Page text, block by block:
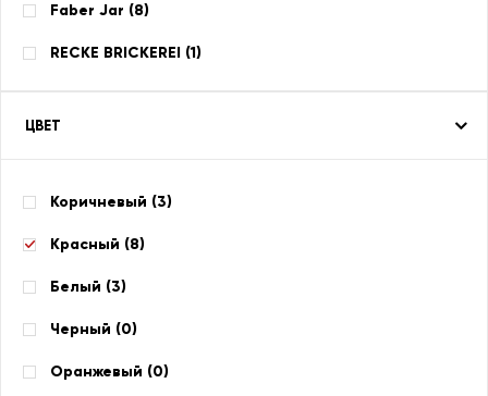
Faber Jar (8)
RECKE BRICKEREI (1)
ЦВЕТ
Коричневый (3)
Красный (8)
Белый (3)
Черный (0)
Оранжевый (0)